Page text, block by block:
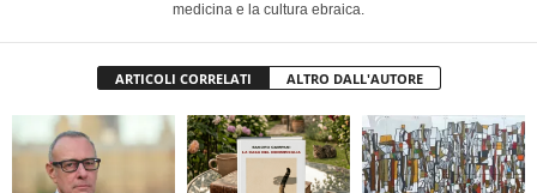
medicina e la cultura ebraica.
ARTICOLI CORRELATI ALTRO DALL'AUTORE